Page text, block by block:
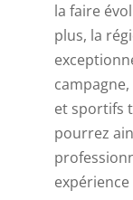
la faire
plus, la
et sportifs
pourrez